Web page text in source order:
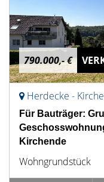
790.000,- €
Herdecke -
Für Bauträger:
Kirchende
Wohngrundstück